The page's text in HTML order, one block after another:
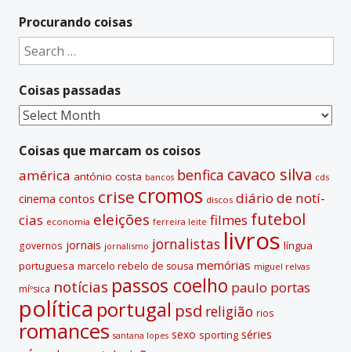
t
e
a
t
i
v
:
Procurando coisas
Search
for:
Coisas passadas
Coisas
Coisas que marcam os coisos
américa antónio costa bancos benfica cavaco silva cds
cinema contos crise cromos discos diário de notí­
cias economia eleições ferreira leite filmes futebol
governos jornais jornalismo jornalistas livros lí­ngua
portuguesa marcelo rebelo de sousa memórias miguel relvas
míºsica notí­cias passos coelho paulo portas
polí­tica portugal psd religião rios
romances santana lopes sexo sporting séries